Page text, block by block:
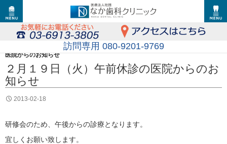
訪問専用 080-9201-9769
医院からのお知らせ
２月１９日（火）午前休診の医院からのお
知らせ
2013-02-18
研修会のため、午後からの診療となります。
宜しくお願い致します。